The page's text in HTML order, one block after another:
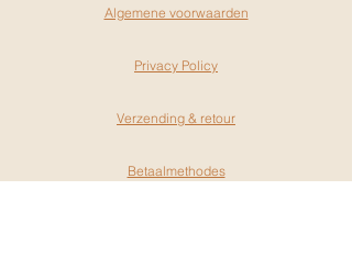
Algemene voorwaarden
Privacy Policy
Verzending & retour
Betaalmethodes